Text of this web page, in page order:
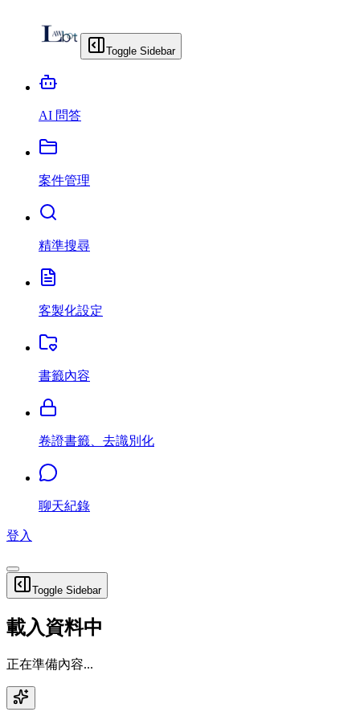
Toggle Sidebar
AI 問答
案件管理
精準搜尋
客製化設定
書籤內容
卷證書籤、去識別化
聊天紀錄
登入
Toggle Sidebar
載入資料中
正在準備內容...